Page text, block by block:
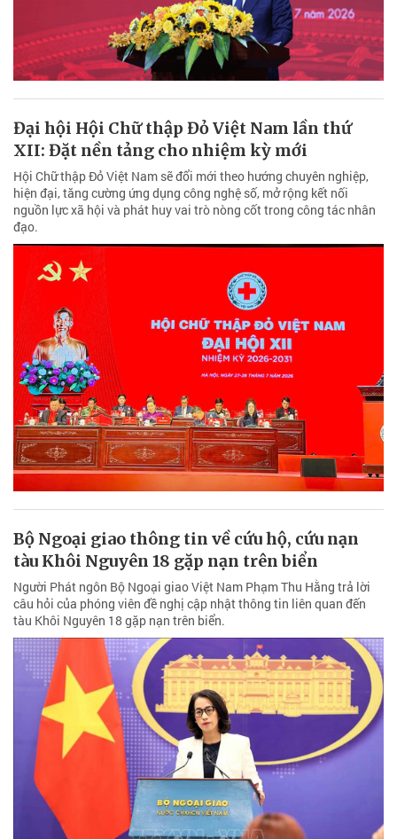
Đại hội Hội Chữ thập Đỏ Việt Nam lần thứ
XII: Đặt nền tảng cho nhiệm kỳ mới
Hội Chữ thập Đỏ Việt Nam sẽ đổi mới theo hướng chuyên nghiệp,
hiện đại, tăng cường ứng dụng công nghệ số, mở rộng kết nối
nguồn lực xã hội và phát huy vai trò nòng cốt trong công tác nhân
đạo.
Bộ Ngoại giao thông tin về cứu hộ, cứu nạn
tàu Khôi Nguyên 18 gặp nạn trên biển
Người Phát ngôn Bộ Ngoại giao Việt Nam Phạm Thu Hằng trả lời
câu hỏi của phóng viên đề nghị cập nhật thông tin liên quan đến
tàu Khôi Nguyên 18 gặp nạn trên biển.